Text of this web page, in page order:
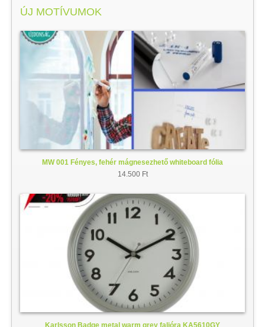
ÚJ MOTÍVUMOK
MW 001 Fényes, fehér mágnesezhető whiteboard fólia
14.500 Ft
Karlsson Badge metal warm grey falióra KA5610GY